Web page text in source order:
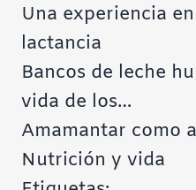
Una experiencia
lactancia
Bancos de leche
vida de los…
Amamantar como
Nutrición y vida